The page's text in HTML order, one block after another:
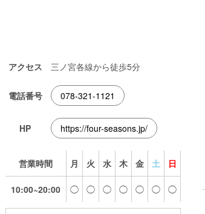
アクセス 三ノ宮各線から徒歩5分
電話番号 078-321-1121
HP https://four-seasons.jp/
営業時間 月 火 水 木 金 土 日
10:00~20:00 ◯ ◯ ◯ ◯ ◯ ◯ ◯